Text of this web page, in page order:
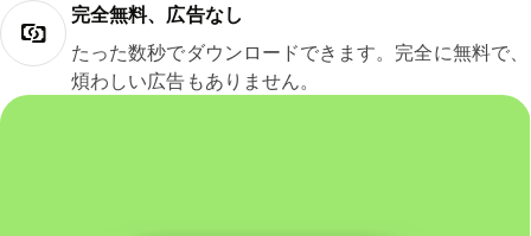
完全無料、広告なし
たった数秒でダウンロードできます。完全に無料で、
煩わしい広告もありません。